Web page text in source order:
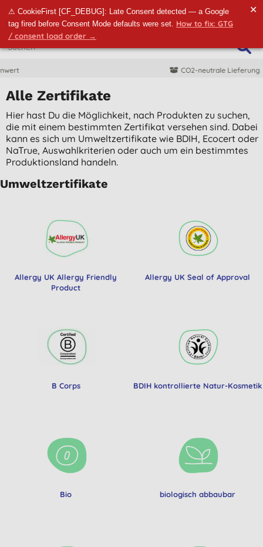
⚠ CookieFirst [CF_DEBUG]: Late Consent detected — a Google
tag fired before Consent Mode defaults were set. How to fix: GTG
/ consent load order →
✕
CO2-neutrale Lieferung
Alle Zertifikate
Hier hast Du die Möglichkeit, nach Produkten zu suchen,
die mit einem bestimmten Zertifikat versehen sind. Dabei
kann es sich um Umweltzertifikate wie BDIH, Ecocert oder
NaTrue, Auswahlkriterien oder auch um ein bestimmtes
Produktionsland handeln.
Umweltzertifikate
Allergy UK Allergy Friendly
Product
Allergy UK Seal of Approval
B Corps BDIH kontrollierte Natur-Kosmetik
Bio biologisch abbaubar